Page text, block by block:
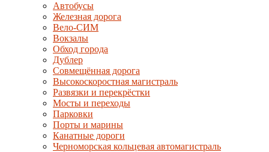
Автобусы
Железная дорога
Вело-СИМ
Вокзалы
Обход города
Дублер
Совмещённая дорога
Высокоскоростная магистраль
Развязки и перекрёстки
Мосты и переходы
Парковки
Порты и марины
Канатные дороги
Черноморская кольцевая автомагистраль